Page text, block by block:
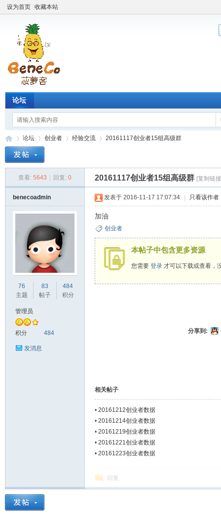
设为首页 收藏本站
论坛
论坛
›
创业者
›
经验交流
›
20161117创业者15组高级群
查看: 5643 回复: 0 20161117创业者15组高级群 [复制链
benecoadmin
76
主题
83
帖子
484
积分
管理员
积分 484
发消息
发表于 2016-11-17 17:07:34 只看该作者
加油
创业者
本帖子中包含更多资源
您需要 登录才可以下载或查看，
分享到:
相关帖子
• 20161212创业者数据
• 20161214创业者数据
• 20161219创业者数据
• 20161221创业者数据
• 20161223创业者数据
回复